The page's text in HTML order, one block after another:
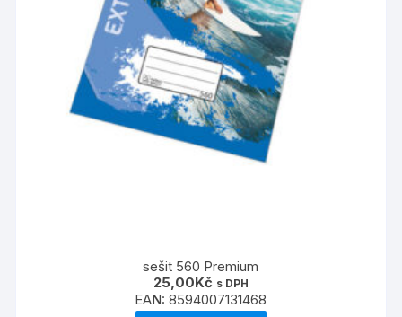
sešit 560 Premium
25,00Kč s DPH
EAN:8594007131468